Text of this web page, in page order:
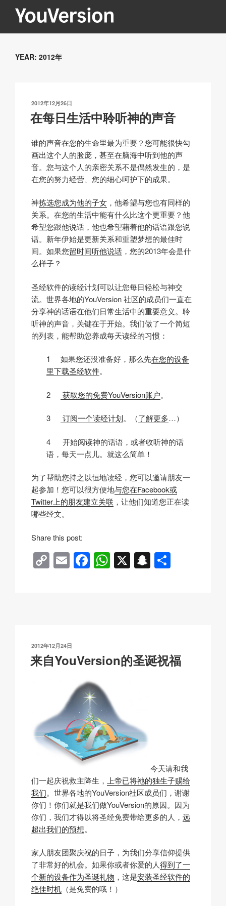
YOUVERSION
Seeking God every day.
YEAR: 2012年
发
布
于
2012年12月26日
在每日生活中聆听神的声音
谁的声音在您的生命里最为重要？您可能很快勾
画出这个人的脸庞，甚至在脑海中听到他的声
音。您与这个人的亲密关系不是偶然发生的，是
在您的努力经营、您的细心呵护下的成果。
神拣选您成为他的子女 ，他希望与您也有同样的
关系。在您的生活中能有什么比这个更重要？他
希望您跟他说话，他也希望藉着他的话语跟您说
话。新年伊始是更新关系和重塑梦想的最佳时
间。如果您留时间听他说话 ，您的2013年会是什
么样子？
圣经软件的读经计划可以让您每日轻松与神交
流。世界各地的YouVersion 社区的成员们一直在
分享神的话语在他们日常生活中的重要意义。聆
听神的声音，关键在于开始。我们做了一个简短
的列表，能帮助您养成每天读经的习惯：
1 如果您还没准备好，那么先在您的设备
里下载圣经软件。
2 获取您的免费YouVersion账户。
3 订阅一个读经计划。（了解更多…）
4 开始阅读神的话语，或者收听神的话
语，每天一点儿。就这么简单！
为了帮助您持之以恒地读经，您可以邀请朋友一
起参加！您可以很方便地与您在Facebook或
Twitter上的朋友建立关联 ，让他们知道您正在读
哪些经文。
Share this post:
C
o
n
k
E
m
F
a
o
W
h
p
X S
n
at
发
布
于
2012年12月24日
来自YouVersion的圣诞祝福
今天请和我
们一起庆祝救主降生， 上帝已将祂的独生子赐给
我们。世界各地的YouVersion社区成员们，谢谢
你们！你们就是我们做YouVersion的原因。因为
你们，我们才得以将圣经免费带给更多的人， 远
超出我们的预想。
家人朋友团聚庆祝的日子，为我们分享信仰提供
了非常好的机会。如果你或者你爱的人得到了一
个新的设备作为圣诞礼物 ，这是安装圣经软件的
绝佳时机 （是免费的哦！）